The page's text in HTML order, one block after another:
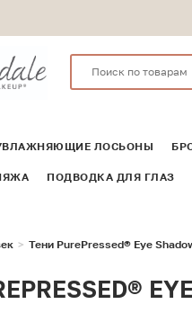
ЛОСЬОНЫ
ПОДВОДКА ДЛЯ ГЛАЗ
Тени PurePressed® Eye